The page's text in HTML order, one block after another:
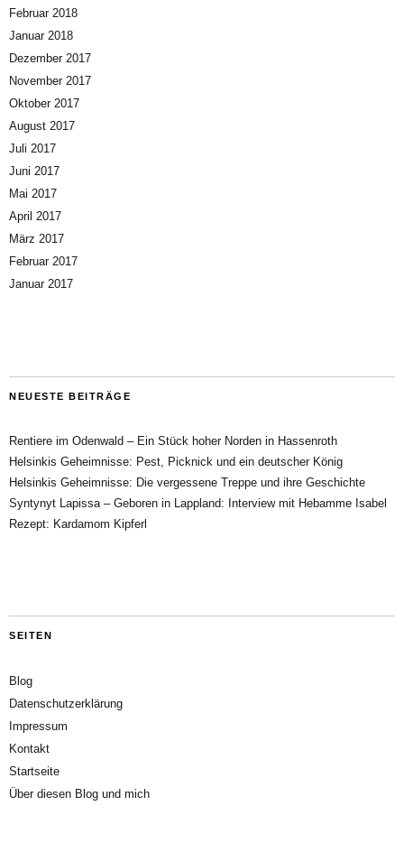
Februar 2018
Januar 2018
Dezember 2017
November 2017
Oktober 2017
August 2017
Juli 2017
Juni 2017
Mai 2017
April 2017
März 2017
Februar 2017
Januar 2017
NEUESTE BEITRÄGE
Rentiere im Odenwald – Ein Stück hoher Norden in Hassenroth
Helsinkis Geheimnisse: Pest, Picknick und ein deutscher König
Helsinkis Geheimnisse: Die vergessene Treppe und ihre Geschichte
Syntynyt Lapissa – Geboren in Lappland: Interview mit Hebamme Isabel
Rezept: Kardamom Kipferl
SEITEN
Blog
Datenschutzerklärung
Impressum
Kontakt
Startseite
Über diesen Blog und mich